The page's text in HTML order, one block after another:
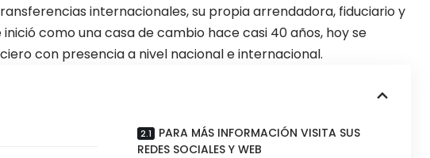
internacionales, su propia arrendadora, fiduciario y
como una casa de cambio hace casi 40 años, hoy se
con presencia a nivel nacional e internacional.
PARA MÁS INFORMACIÓN VISITA SUS
REDES SOCIALES Y WEB